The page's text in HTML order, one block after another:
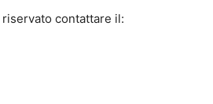
contattare il: